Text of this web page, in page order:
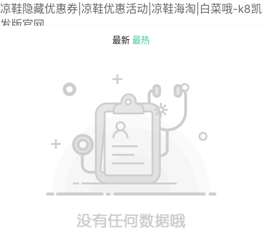
凉鞋隐藏优惠券|凉鞋优惠活动|凉鞋海淘|白菜哦-k8凯
发版官网
最新 最热